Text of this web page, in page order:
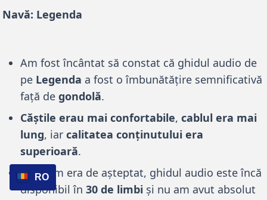
Navă: Legenda
Am fost încântat să constat că ghidul audio de
pe Legenda a fost o îmbunătățire semnificativă
față degondolă.
Căștile erau mai confortabile,cablul era mai
lung, iarcalitatea conținutului era
superioară.
Așa cum era de așteptat, ghidul audio este încă
disponibil în30 de limbi și nu am avut absolut
RO